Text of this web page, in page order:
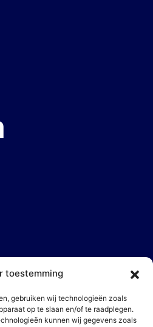
toestemming
gebruiken wij technologieën zoals
op te slaan en/of te raadplegen.
kunnen wij gegevens zoals
30 Prinsenhof